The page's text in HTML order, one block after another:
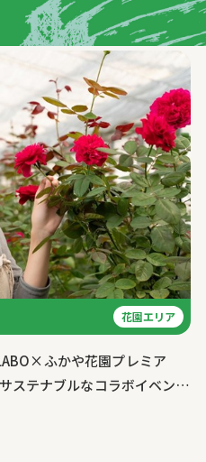
花園エリア
ふかや花園プレミア
ステナブルなコラボイベント